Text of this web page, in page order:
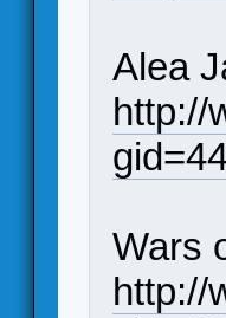
Alea
http://
Wars
http://